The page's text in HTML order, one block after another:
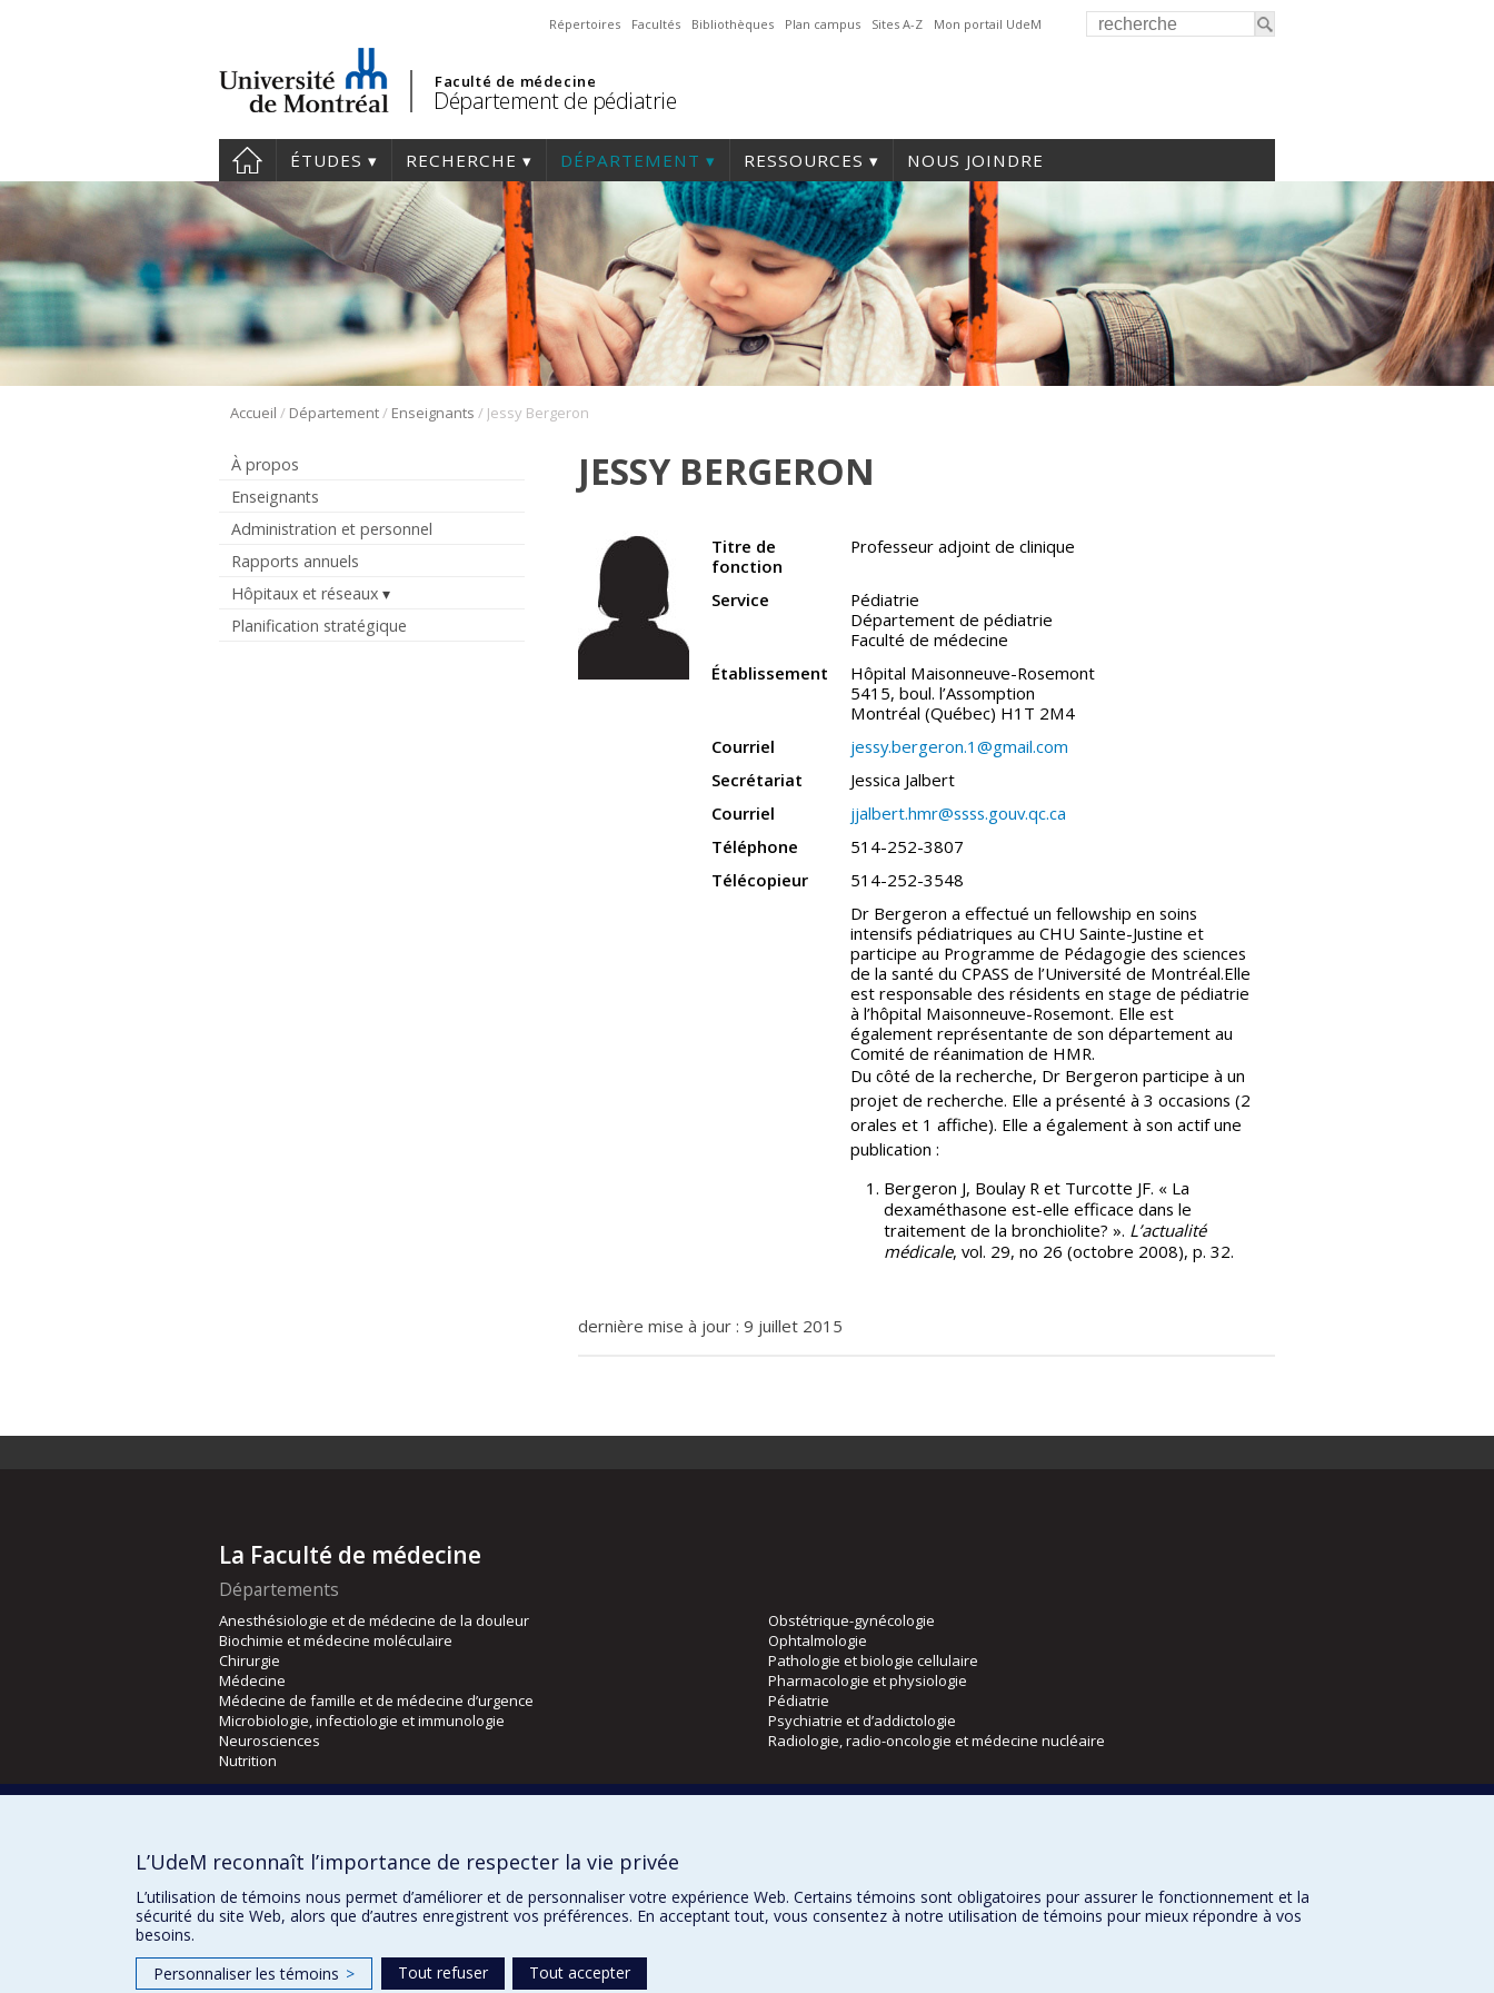
Répertoires Facultés Bibliothèques Plan campus Sites A-Z Mon portail UdeM
Faculté de médecine
Département de pédiatrie
ÉTUDES RECHERCHE DÉPARTEMENT RESSOURCES NOUS JOINDRE
Accueil / Département/ Enseignants / Jessy Bergeron
À propos
Enseignants
Administration et personnel
Rapports annuels
Hôpitaux et réseaux
Planification stratégique
JESSY BERGERON
Titre de
fonction
Professeur adjoint de clinique
Service
Pédiatrie
Département de pédiatrie
Faculté de médecine
Établissement
Hôpital Maisonneuve-Rosemont
5415, boul. l’Assomption
Montréal (Québec) H1T 2M4
Courriel
jessy.bergeron.1@gmail.com
Secrétariat
Jessica Jalbert
Courriel
jjalbert.hmr@ssss.gouv.qc.ca
Téléphone
514-252-3807
Télécopieur
514-252-3548
Dr Bergeron a effectué un fellowship en soins
intensifs pédiatriques au CHU Sainte-Justine et
participe au Programme de Pédagogie des sciences
de la santé du CPASS de l’Université de Montréal.Elle
est responsable des résidents en stage de pédiatrie
à l’hôpital Maisonneuve-Rosemont. Elle est
également représentante de son département au
Comité de réanimation de HMR.
Du côté de la recherche, Dr Bergeron participe à un
projet de recherche. Elle a présenté à 3 occasions (2
orales et 1 affiche). Elle a également à son actif une
publication :
Bergeron J, Boulay R et Turcotte JF. « La
dexaméthasone est-elle efficace dans le
traitement de la bronchiolite? ». L’actualité
médicale, vol. 29, no 26 (octobre 2008), p. 32.
dernière mise à jour : 9 juillet 2015
La Faculté de médecine
Départements
Anesthésiologie et de médecine de la douleur
Biochimie et médecine moléculaire
Chirurgie
Médecine
Médecine de famille et de médecine d’urgence
Microbiologie, infectiologie et immunologie
Neurosciences
Nutrition
Obstétrique-gynécologie
Ophtalmologie
Pathologie et biologie cellulaire
Pharmacologie et physiologie
Pédiatrie
Psychiatrie et d’addictologie
Radiologie, radio-oncologie et médecine nucléaire
Orthophonie et audiologie
L’UdeM reconnaît l’importance de respecter la vie privée
L’utilisation de témoins nous permet d’améliorer et de personnaliser votre expérience Web. Certains témoins sont obligatoires pour assurer le fonctionnement et la
sécurité du site Web, alors que d’autres enregistrent vos préférences. En acceptant tout, vous consentez à notre utilisation de témoins pour mieux répondre à vos
besoins.
Personnaliser les témoins > Tout refuser Tout accepter